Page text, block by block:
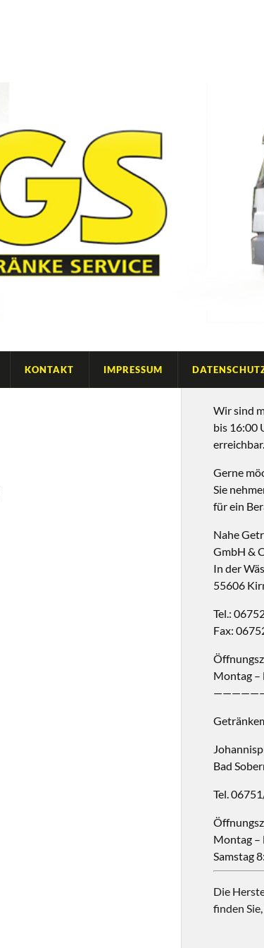
KONTAKT IMPRESSUM
Wir sind
bis 16:00
erreichbar.
Gerne
Sie
für ein
Nahe
GmbH &
In der
55606
Tel.:
Fax:
Montag –
Bad
Tel.
Montag –
Samstag
Die
finden